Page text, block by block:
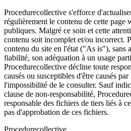
Procedurecollective s'efforce
régulièrement le contenu de cette page
publiques. Malgré ce soin et cette
contenu soit incomplet et/ou incorrect.
contenu du site en l'état ("As is"), sans
fiabilité, son adéquation à un usage
Procedurecollective décline toute
causés ou susceptibles d'être causés
l'impossibilité de le consulter. Sauf
clause de non-responsabilité,
responsable des fichiers de tiers liés à
pas d'approbation de ces fichiers.
Procedurecollective